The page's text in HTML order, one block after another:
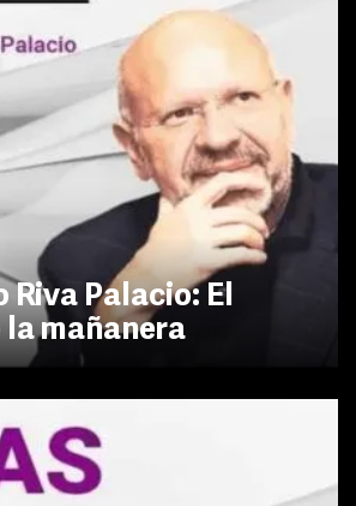
Riva Palacio: El
la mañanera